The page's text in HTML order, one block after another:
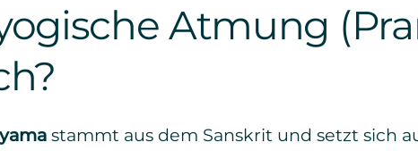
Atmung
stammt aus dem Sanskrit und setzt sich